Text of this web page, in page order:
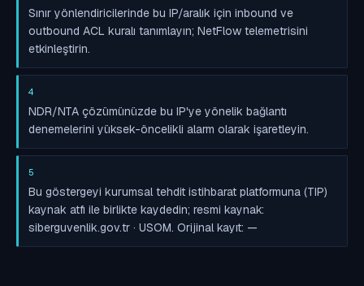
Sınır yönlendiricilerinde bu IP/aralık için inbound ve
outbound ACL kuralı tanımlayın; NetFlow telemetrisini
etkinleştirin.
4
NDR/NTA çözümünüzde bu IP'ye yönelik bağlantı
denemelerini yüksek-öncelikli alarm olarak işaretleyin.
5
Bu göstergeyi kurumsal tehdit istihbarat platformuna (TIP)
kaynak atfı ile birlikte kaydedin; resmi kaynak:
siberguvenlik.gov.tr · USOM. Orijinal kayıt: —